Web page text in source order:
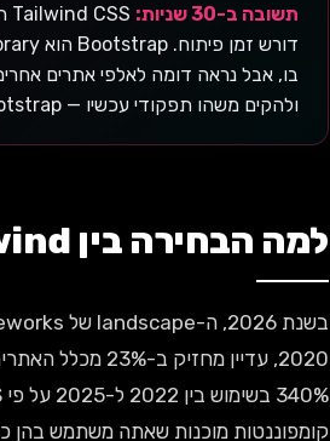
תשובה ב-30 שניות:
ולהקים משהו תפקודי עכשיו — Bootstrap.
למה הבחירה בין Tailwind ל-Bootstrap משנה ב-2026